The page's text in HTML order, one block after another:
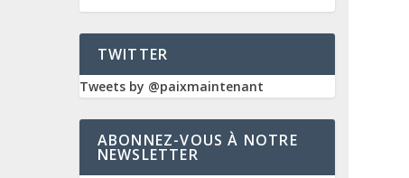
TWITTER
Tweets by @paixmaintenant
ABONNEZ-VOUS À NOTRE
NEWSLETTER